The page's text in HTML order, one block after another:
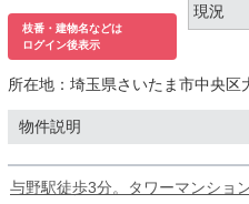
枝番・建物名などは
ログイン後表示
現況
所在地： 埼玉県さいたま市中央区
物件説明
与野駅徒歩3分。タワーマンショ